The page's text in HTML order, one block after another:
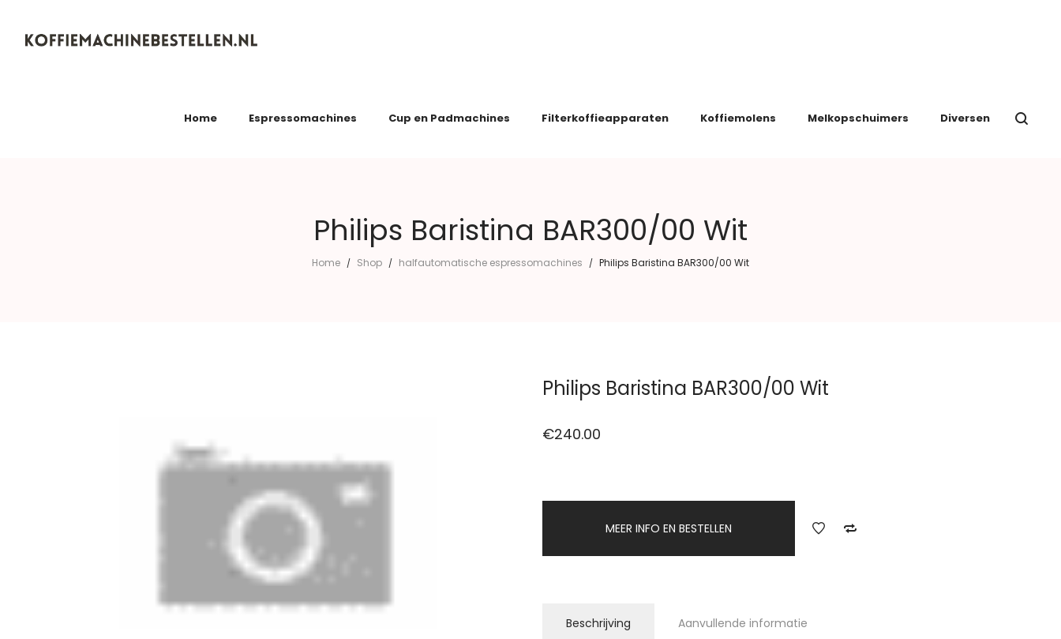
Home Espressomachines Cup en Padmachines Filterkoffieapparaten Koffiemolens Melkopschuimers Diversen
Philips Baristina BAR300/00 Wit
Home / Shop / halfautomatische espressomachines / Philips Baristina BAR300/00 Wit
Philips Baristina BAR300/00 Wit
€240.00
MEER INFO EN BESTELLEN
Beschrijving Aanvullende informatie